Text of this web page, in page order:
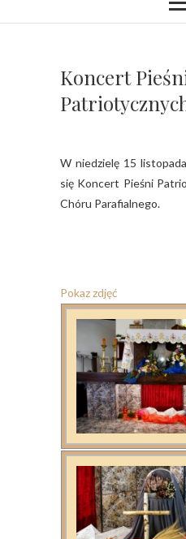
Koncert
Patriotycznych
W niedzielę 15 listopada w naszej parafii odbył
się Koncert Pieśni
Chóru Parafialnego.
Pokaz zdjęć